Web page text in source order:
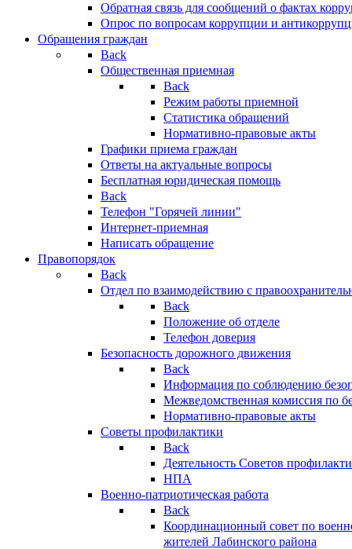
Обратная связь для сообщений о фактах
Опрос по вопросам коррупции и
Обращения граждан
Back
Общественная приемная
Back
Режим работы приемной
Статистика обращений
Нормативно-правовые акты
Графики приема граждан
Ответы на актуальные вопросы
Бесплатная юридическая помощь
Back
Телефон "Горячей линии"
Интернет-приемная
Написать обращение
Правопорядок
Back
Отдел по взаимодействию с
Back
Положение об отделе
Телефон доверия
Безопасность дорожного движения
Back
Информация по соблюдению
Межведомственная комиссия по
Нормативно-правовые акты
Советы профилактики
Back
Деятельность Советов
НПА
Военно-патриотическая работа
Back
Координационный совет по
жителей Лабинского района